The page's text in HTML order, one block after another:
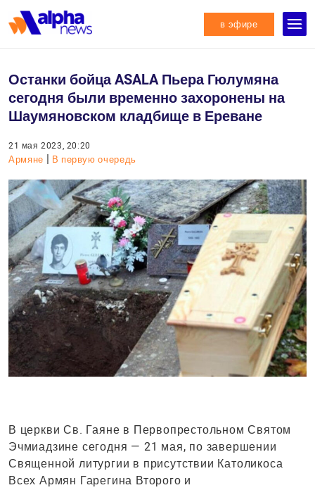
в эфире
Останки бойца ASALA Пьера Гюлумяна
сегодня были временно захоронены на
Шаумяновском кладбище в Ереване
21 мая 2023, 20:20
Армяне | В первую очередь
В церкви Св. Гаяне в Первопрестольном Святом
Эчмиадзине сегодня — 21 мая, по завершении
Священной литургии в присутствии Католикоса
Всех Армян Гарегина Второго и